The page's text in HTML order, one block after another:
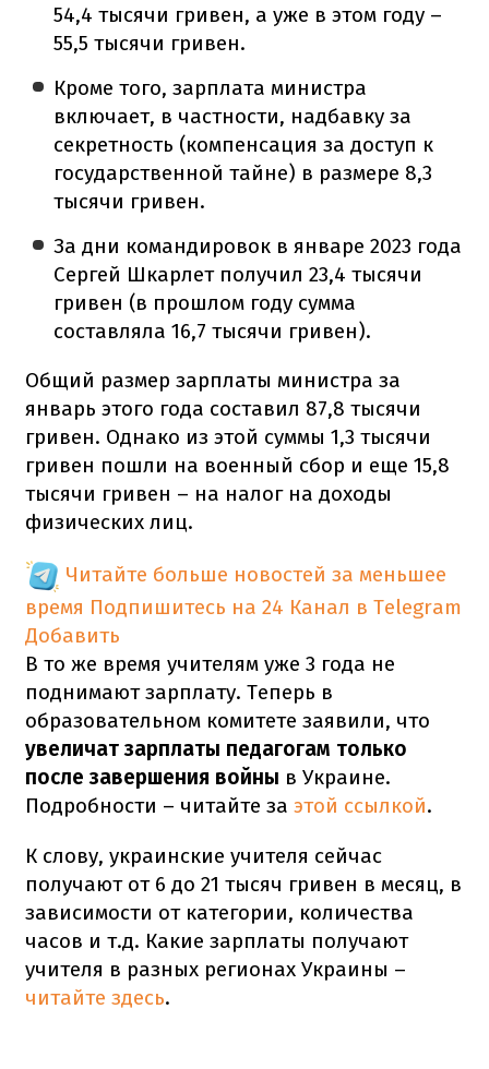
54,4 тысячи гривен, а уже в этом году –
55,5 тысячи гривен.
Кроме того, зарплата министра
включает, в частности, надбавку за
секретность (компенсация за доступ к
государственной тайне) в размере 8,3
тысячи гривен.
За дни командировок в январе 2023 года
Сергей Шкарлет получил 23,4 тысячи
гривен (в прошлом году сумма
составляла 16,7 тысячи гривен).
Общий размер зарплаты министра за
январь этого года составил 87,8 тысячи
гривен. Однако из этой суммы 1,3 тысячи
гривен пошли на военный сбор и еще 15,8
тысячи гривен – на налог на доходы
физических лиц.
Читайте больше новостей за меньшее
время Подпишитесь на 24 Канал в Telegram
Добавить
В то же время учителям уже 3 года не
поднимают зарплату. Теперь в
образовательном комитете заявили, что
увеличат зарплаты педагогам только
после завершения войны в Украине.
Подробности – читайте за этой ссылкой.
К слову, украинские учителя сейчас
получают от 6 до 21 тысяч гривен в месяц, в
зависимости от категории, количества
часов и т.д. Какие зарплаты получают
учителя в разных регионах Украины –
читайте здесь.